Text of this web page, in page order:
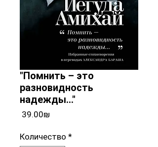
"Помнить – это
разновидность
надежды..."
‏39.00 ‏₪
Количество *